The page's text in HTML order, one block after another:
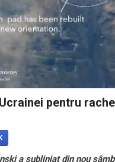
pentru
a subliniat din nou